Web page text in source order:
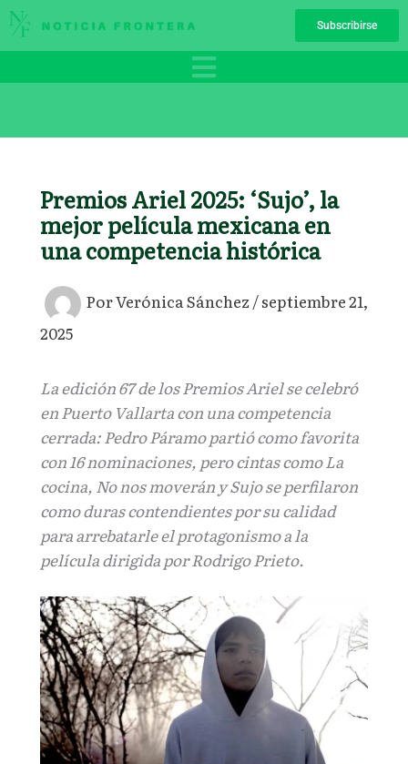
Ir
al
Subscribirse
Premios Ariel 2025: ‘Sujo’, la
mejor película mexicana en
una competencia histórica
PorVerónica Sánchez/septiembre 21,
2025
La edición 67 de los Premios Ariel se celebró
en Puerto Vallarta con una competencia
cerrada: Pedro Páramo partió como favorita
con 16 nominaciones, pero cintas como La
cocina, No nos moverán y Sujo se perfilaron
como duras contendientes por su calidad
para arrebatarle el protagonismo a la
película dirigida por Rodrigo Prieto.